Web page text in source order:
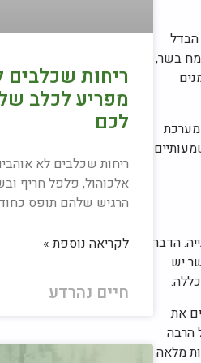
הבדל
בשר,
מערכת
הדבר
יש
את
הרבה
מלאה
ריחות
מפריע לכלב
לכם
ריחות שכלבים לא
אלכוהול, פלפל חריף
הרגיש שלהם תופס
לקריאה נוספת »
חיים נהרדע